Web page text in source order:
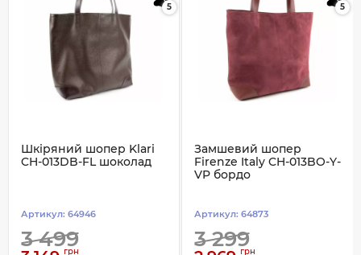
5
Шкіряний шопер Klari
CH-013DB-FL шоколад
Артикул: 64946
3 499
грн
5
Замшевий шопер
Firenze Italy CH-013BO-Y-
VP бордо
Артикул: 64873
3 299
грн